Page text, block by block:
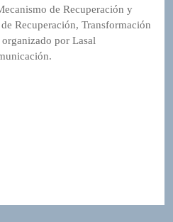
de Recuperación y
Recuperación, Transformación
por Lasal